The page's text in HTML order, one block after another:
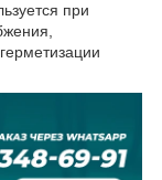
при